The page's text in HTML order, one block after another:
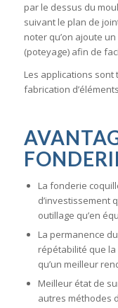
par le dessus du
suivant le plan de
noter qu’on ajoute
(poteyage) afin de
Les applications sont
fabrication
La fonderie
d’investissement
outillage qu’en
La permanence
répétabilité que
qu’un meilleur
Meilleur état de
autres méthodes